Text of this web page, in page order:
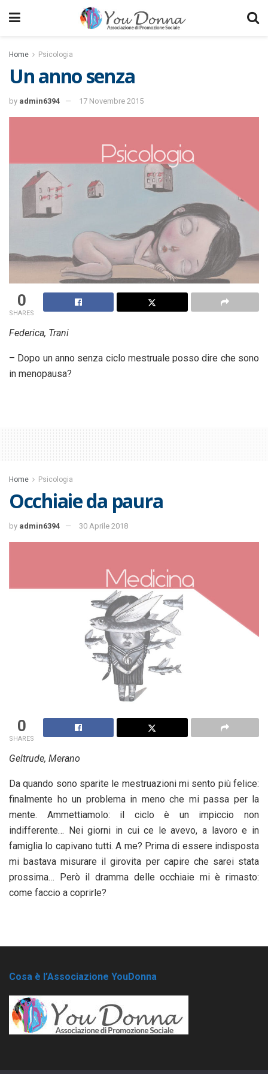
Home Psicologia
Un anno senza
by admin6394 17 Novembre 2015
0
SHARES
Federica, Trani
– Dopo un anno senza ciclo mestruale posso dire che sono
in menopausa?
Home Psicologia
Occhiaie da paura
by admin6394 30 Aprile 2018
0
SHARES
Geltrude, Merano
Da quando sono sparite le mestruazioni mi sento più felice:
finalmente ho un problema in meno che mi passa per la
mente. Ammettiamolo: il ciclo è un impiccio non
indifferente… Nei giorni in cui ce le avevo, a lavoro e in
famiglia lo capivano tutti. A me? Prima di essere indisposta
mi bastava misurare il girovita per capire che sarei stata
prossima… Però il dramma delle occhiaie mi è rimasto:
come faccio a coprirle?
Cosa è l’Associazione YouDonna